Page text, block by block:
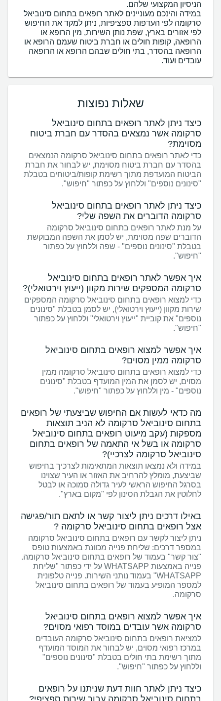
במידה והינכם מעוניינים לאתר רופאים בתחום סינוביאל
סרקומה לפי העדפות ספציפיות, ניתן למקד את החיפוש
לפי אזורים בארץ, שפת נותן השירות, מין הרופא או
הרופאה, קופות חולים או חברת ביטוח שעמם הרופא או
הרופאה בהסדר, בתי חולים שבהם הרופא או הרופאה
עובדים ועוד.
שאלות נפוצות
כיצד ניתן לאתר רופאים בתחום סינוביאל
סרקומה אשר נמצאים בהסדר עם חברת ביטוח
מסוימת?
כדי לאתר רופאים בתחום סינוביאל סרקומה הנמצאים
בהסדר עם חברת ביטוח מסוימת, יש לבחור את חברת
הביטוח המועדפת מתוך רשימת קופות/ביטוחים בטבלת
"סינונים נוספים" וללחוץ על כפתור "חיפוש".
כיצד ניתן לאתר רופאים בתחום סינוביאל
סרקומה הדוברים את השפה שלי?
על מנת לאתר רופאים בתחום סינוביאל סרקומה
הדוברים שפה מסוימת, יש לסמן את השפה המבוקשת
בטבלת "סינונים נוספים" - שפה וללחוץ על כפתור
"חיפוש".
איך אפשר לאתר רופאים בתחום סינוביאל
סרקומה המספקים שירות מקוון (ייעוץ וירטואלי)?
כדי למצוא רופאים בתחום סינוביאל סרקומה המספקים
שירות מקוון (ייעוץ וירטואלי), יש לסמן בטבלת "סינונים
נוספים" את קוביית "ייעוץ וירטואלי" וללחוץ על כפתור
"חיפוש".
איך אפשר למצוא רופאים בתחום סינוביאל
סרקומה ממין מסוים?
כדי למצוא רופאים בתחום סינוביאל סרקומה ממין
מסוים, יש לסמן את המין המועדף בטבלת "סינונים
נוספים" - מין וללחוץ על כפתור "חיפוש".
מה כדאי לעשות אם החיפוש שביצעתי של רופאים
בתחום סינוביאל סרקומה לא הניב תוצאות
מספקות (עקב מיעוט רופאים בתחום סינוביאל
סרקומה או בשל אי התאמה של רופאים בתחום
סינוביאל סרקומה לצרכיי)?
במידה ולא נמצאו תוצאות המתאימות לצרכיך בחיפוש
שביצעת, מומלץ להרחיב את האזור או העיר שצוינו
בסרגל החיפוש הראשי לעיר גדולה סמוכה או לבטל
לחלוטין את הגבלת הסינון לפי "מקום בארץ".
באילו דרכים ניתן ליצור קשר או לתאם תור/פגישה
אצל רופאים בתחום סינוביאל סרקומה ?
ניתן ליצור לקשר עם רופאים בתחום סינוביאל סרקומה
במספר דרכים: שליחת פנייה מכוונת באמצעות טופס
"צור קשר" בעמוד של רופאים בתחום סינוביאל סרקומה.
פנייה באמצעות WHATSAPP על ידי כפתור "שליחת
WHATSAPP" בעמוד נותני השירות. פנייה טלפונית
למספר המופיע בעמוד של רופאים בתחום סינוביאל
סרקומה.
איך אפשר למצוא רופאים בתחום סינוביאל
סרקומה אשר עובדים במוסד רפואי מסוים?
למציאת רופאים בתחום סינוביאל סרקומה העובדים
במרכז רפואי מסוים, יש לבחור את המוסד המועדף
מתוך רשימת בתי חולים בטבלת "סינונים נוספים"
וללחוץ על כפתור "חיפוש".
כיצד ניתן לאתר חוות דעת שניתנו על רופאים